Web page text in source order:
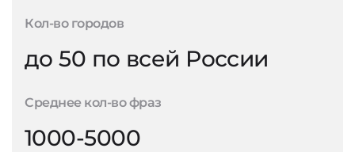
Кол-во городов
до 50 по всей России
Среднее кол-во фраз
1000-5000